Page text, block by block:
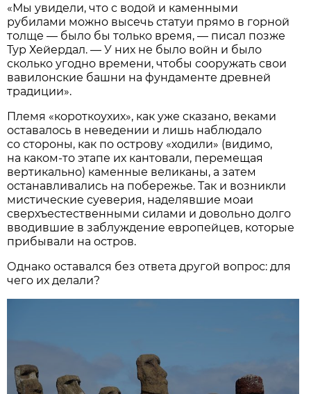
«Мы увидели, что с водой и каменными
рубилами можно высечь статуи прямо в горной
толще — было бы только время, — писал позже
Тур Хейердал. — У них не было войн и было
сколько угодно времени, чтобы сооружать свои
вавилонские башни на фундаменте древней
традиции».
Племя «короткоухих», как уже сказано, веками
оставалось в неведении и лишь наблюдало
со стороны, как по острову «ходили» (видимо,
на каком-то этапе их кантовали, перемещая
вертикально) каменные великаны, а затем
останавливались на побережье. Так и возникли
мистические суеверия, наделявшие моаи
сверхъестественными силами и довольно долго
вводившие в заблуждение европейцев, которые
прибывали на остров.
Однако оставался без ответа другой вопрос: для
чего их делали?